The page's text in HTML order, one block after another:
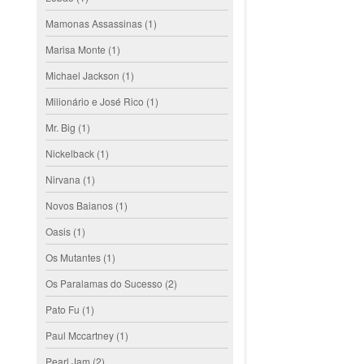
Mamonas Assassinas (1)
Marisa Monte (1)
Michael Jackson (1)
Milionário e José Rico (1)
Mr. Big (1)
Nickelback (1)
Nirvana (1)
Novos Baianos (1)
Oasis (1)
Os Mutantes (1)
Os Paralamas do Sucesso (2)
Pato Fu (1)
Paul Mccartney (1)
Pearl Jam (2)